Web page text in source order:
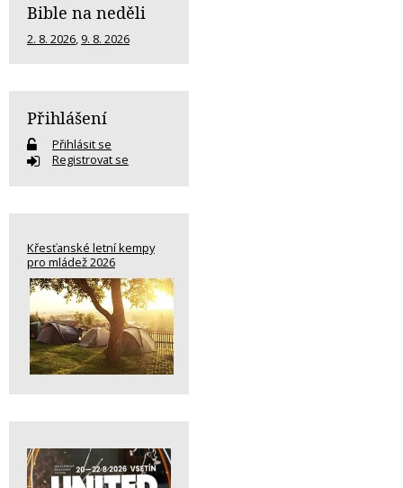
Bible na neděli
2. 8. 2026, 9. 8. 2026
Přihlášení
Přihlásit se
Registrovat se
Křesťanské letní kempy
pro mládež 2026